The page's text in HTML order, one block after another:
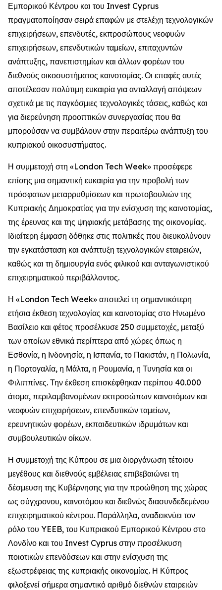
Εμπορικού Κέντρου και του Invest Cyprus
πραγματοποίησαν σειρά επαφών με στελέχη τεχνολογικών
επιχειρήσεων, επενδυτές, εκπροσώπους νεοφυών
επιχειρήσεων, επενδυτικών ταμείων, επιταχυντών
ανάπτυξης, πανεπιστημίων και άλλων φορέων του
διεθνούς οικοσυστήματος καινοτομίας. Οι επαφές αυτές
αποτέλεσαν πολύτιμη ευκαιρία για ανταλλαγή απόψεων
σχετικά με τις παγκόσμιες τεχνολογικές τάσεις, καθώς και
για διερεύνηση προοπτικών συνεργασίας που θα
μπορούσαν να συμβάλουν στην περαιτέρω ανάπτυξη του
κυπριακού οικοσυστήματος.
Η συμμετοχή στη «London Tech Week» προσέφερε
επίσης μια σημαντική ευκαιρία για την προβολή των
πρόσφατων μεταρρυθμίσεων και πρωτοβουλιών της
Κυπριακής Δημοκρατίας για την ενίσχυση της καινοτομίας,
της έρευνας και της ψηφιακής μετάβασης της οικονομίας.
Ιδιαίτερη έμφαση δόθηκε στις πολιτικές που διευκολύνουν
την εγκατάσταση και ανάπτυξη τεχνολογικών εταιρειών,
καθώς και τη δημιουργία ενός φιλικού και ανταγωνιστικού
επιχειρηματικού περιβάλλοντος.
Η «London Tech Week» αποτελεί τη σημαντικότερη
ετήσια έκθεση τεχνολογίας και καινοτομίας στο Ηνωμένο
Βασίλειο και φέτος προσέλκυσε 250 συμμετοχές, μεταξύ
των οποίων εθνικά περίπτερα από χώρες όπως η
Εσθονία, η Ινδονησία, η Ισπανία, το Πακιστάν, η Πολωνία,
η Πορτογαλία, η Μάλτα, η Ρουμανία, η Τυνησία και οι
Φιλιππίνες. Την έκθεση επισκέφθηκαν περίπου 40.000
άτομα, περιλαμβανομένων εκπροσώπων καινοτόμων και
νεοφυών επιχειρήσεων, επενδυτικών ταμείων,
ερευνητικών φορέων, εκπαιδευτικών ιδρυμάτων και
συμβουλευτικών οίκων.
Η συμμετοχή της Κύπρου σε μια διοργάνωση τέτοιου
μεγέθους και διεθνούς εμβέλειας επιβεβαιώνει τη
δέσμευση της Κυβέρνησης για την προώθηση της χώρας
ως σύγχρονου, καινοτόμου και διεθνώς διασυνδεδεμένου
επιχειρηματικού κέντρου. Παράλληλα, αναδεικνύει τον
ρόλο του YEEB, του Κυπριακού Εμπορικού Κέντρου στο
Λονδίνο και του Invest Cyprus στην προσέλκυση
ποιοτικών επενδύσεων και στην ενίσχυση της
εξωστρέφειας της κυπριακής οικονομίας. Η Κύπρος
φιλοξενεί σήμερα σημαντικό αριθμό διεθνών εταιρειών